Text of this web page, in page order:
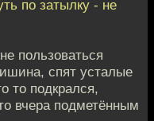
по затылку - не
пользоваться
спят усталые
то подкрался,
вчера подметённым